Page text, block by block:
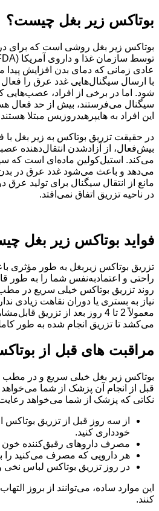
بوتاکس زیر بغل چیست؟
بوتاکس زیر بغل روشی است که برای
عادی زمانی که دمای بدن افزایش
با ارسال سیگنال‌هایی غدد عرق را
شود. اما در برخی از افراد، عصب‌هایی
سیگنال می‌فرستند، بیش از حد فعال
این افراد به هایپرهیدروزیس مبتلا
در حقیقت تزریق بوتاکس به زیر بغل
بیش‌فعال، از آزادشدن انتقال‌دهنده
می‌کند. استیل‌کولین ماده‌ای است که
می‌دهد و باعث می‌شود غدد عرق در
مانع از انتقال سیگنال برای تولید
در ناحیه تزریق اتفاق نمی‌افتد.
فواید بوتاکس زیر بغل
تزریق بوتاکس زیربغل به طور مؤثری
راحتی و اعتمادبه‌نفس شما را به طور
روند تزریق بوتاکس خیلی سریع در
نیاز به بستری یا دوران نقاهت زیادی
می‌کشد تا تزریق انجام شده به طور
مراقبت های قبل از
بوتاکس زیر بغل خیلی سریع و در مطب
قبل از انجام آن پزشک از شما می‌خواهد
نکاتی که پزشک از شما می‌خواهد رعایت
از سه روز قبل از تزریق بوتاکس
خودداری کنید.
مصرف داروهای رقیق‌کننده خون
هر دارویی که مصرف می‌کنید را
در روز تزریق بوتاکس لباس نخی
این موارد ساده، می‌توانند از بروز
کنند.